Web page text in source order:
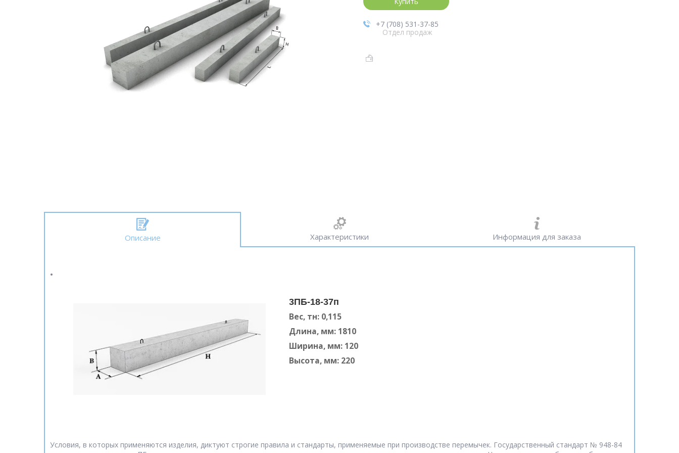
+7 (708) 531-37-85
Отдел продаж
Описание Характеристики Информация для заказа
3ПБ-18-37п
Вес, тн: 0,115
Длина, мм: 1810
Ширина, мм: 120
Высота, мм: 220
Условия, в которых применяются изделия, диктуют строгие правила и стандарты, применяемые при производстве перемычек. Государственный стандарт № 948-84